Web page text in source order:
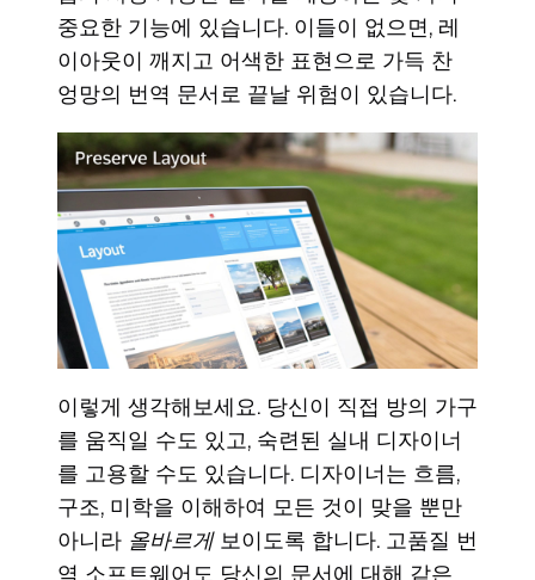
중요한 기능에 있습니다. 이들이 없으면, 레
이아웃이 깨지고 어색한 표현으로 가득 찬
엉망의 번역 문서로 끝날 위험이 있습니다.
이렇게 생각해보세요. 당신이 직접 방의 가구
를 움직일 수도 있고, 숙련된 실내 디자이너
를 고용할 수도 있습니다. 디자이너는 흐름,
구조, 미학을 이해하여 모든 것이 맞을 뿐만
아니라 올바르게보이도록 합니다. 고품질 번
역 소프트웨어도 당신의 문서에 대해 같은